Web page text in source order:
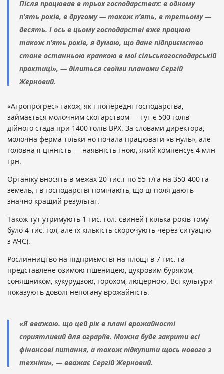
Після працював в трьох господарствах: в одному
п’ять років, в другому — також п’ять, в третьому —
десять. І ось в цьому господарстві вже працюю
також п’ять років, я думаю, що дане підприємство
стане останньою крапкою в мої сільськогосподарській
практиці», — ділиться своїми планами Сергій
Жерновий.
«Агропрогрес» також, як і попередні господарства,
займається молочним скотарством — тут є 500 голів
дійного стада при 1400 голів ВРХ. За словами директора,
молочна ферма тільки но почала працювати «в нуль», але
головна її цінність — наявність гною, який компенсує 4 млн
грн.
Органіку вносять в межах 20 тис.т по 55 т/га на 350-400 га
земель, і в господарстві помічають, що ці поля дають
значно кращий результат.
Також тут утримують 1 тис. гол. свиней ( кілька років тому
було 4 тис. гол, але їх кількість скорочують через ситуацію
з АЧС).
Рослинництво на підприємстві на площі в 7 тис. га
представлене озимою пшеницею, цукровим буряком,
соняшником, кукурудзою, горохом, люцерною. Всі культури
показують доволі непогану врожайність.
«Я вважаю. що цей рік в плані врожайності
сприятливий для аграріїв. Можна буде закрити всі
фінансові питання, а також підкупити щось нового з
техніки», — вважає Сергій Жерновий.